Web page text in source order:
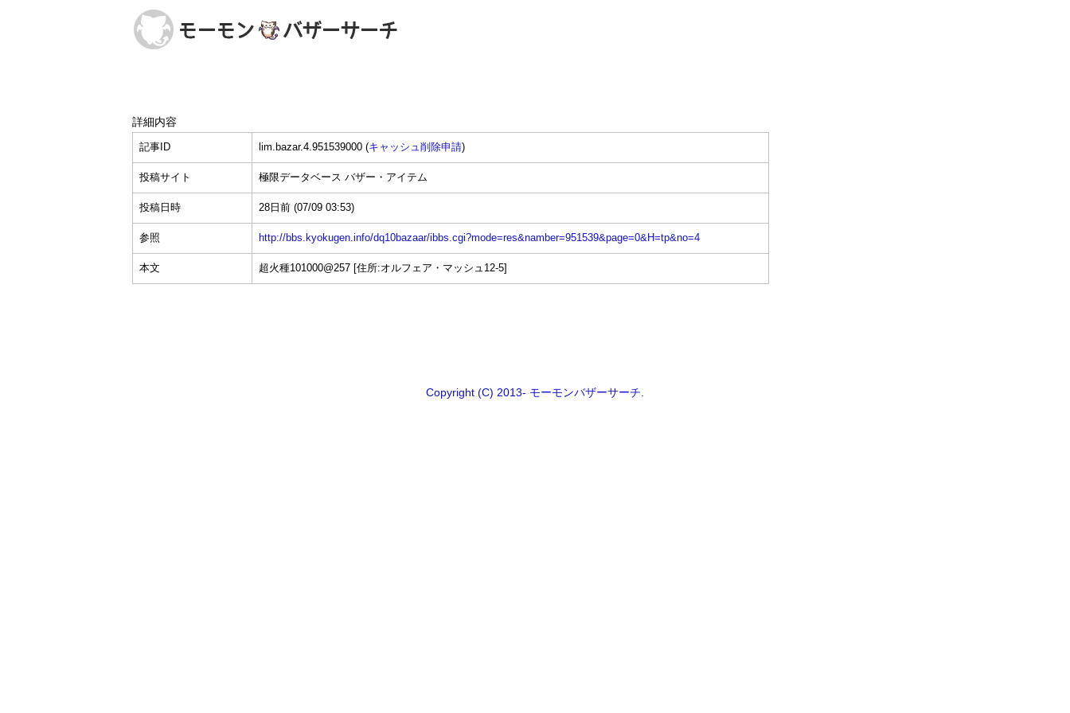
詳細内容
記事ID lim.bazar.4.951539000 (キャッシュ削除申請)
投稿サイト 極限データベース バザー・アイテム
投稿日時 28日前 (07/09 03:53)
参照 http://bbs.kyokugen.info/dq10bazaar/ibbs.cgi?mode=res&namber=951539&page=0&H=tp&no=4
本文 超火種101000@257 [住所:オルフェア・マッシュ12-5]
Copyright (C) 2013- モーモンバザーサーチ.